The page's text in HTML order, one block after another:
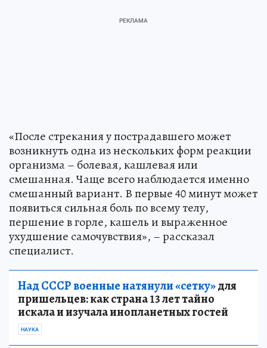
«После стрекания у пострадавшего может
возникнуть одна из нескольких форм реакции
организма – болевая, кашлевая или
смешанная. Чаще всего наблюдается именно
смешанный вариант. В первые 40 минут может
появиться сильная боль по всему телу,
першение в горле, кашель и выраженное
ухудшение самочувствия», – рассказал
специалист.
Над СССР военные натянули «сетку»для
пришельцев: как страна 13 лет тайно
искала и изучала инопланетных гостей
НАУКА